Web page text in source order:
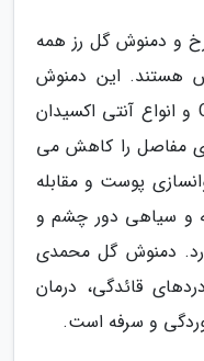
و دمنوش گل رز همه
هستند. این دمنوش
سنتی و قدیمی سرشار از ویتامین C و انواع آنتی اکسیدان
مفاصل را کاهش می
پوست و مقابله
و سیاهی دور چشم و
دمنوش گل محمدی
قائدگی، درمان
و سرفه است.